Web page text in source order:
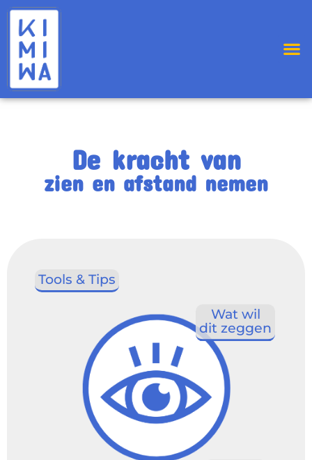
De kracht van
zien en afstand nemen
Tools & Tips
Wat wil
dit zeggen